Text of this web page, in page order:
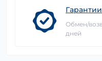
Обмен/
дней